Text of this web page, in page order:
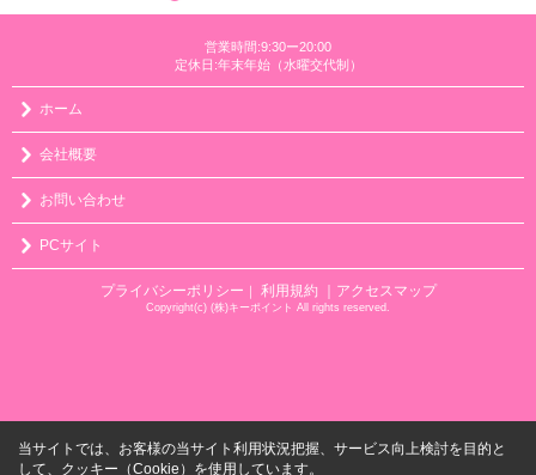
営業時間:9:30ー20:00
定休日:年末年始（水曜交代制）
ホーム
会社概要
お問い合わせ
PCサイト
プライバシーポリシー ｜ 利用規約 ｜アクセスマップ
Copyright(c) (株)キーポイント All rights reserved.
当サイトでは、お客様の当サイト利用状況把握、サービス向上検討を目的と
して、クッキー（Cookie）を使用しています。